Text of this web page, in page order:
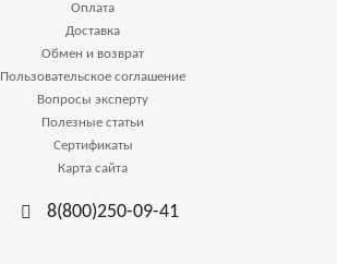
Оплата
Доставка
Обмен и возврат
Пользовательское соглашение
Вопросы эксперту
Полезные статьи
Сертификаты
Карта сайта
8(800)250-09-41